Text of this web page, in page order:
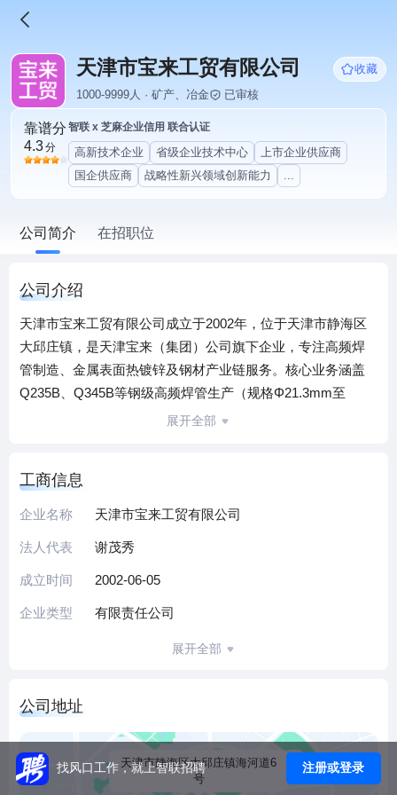
天津市宝来工贸有限公司
收藏
1000-9999人 · 矿产、冶金
已审核
靠谱分
4.3分
智联 x 芝麻企业信用 联合认证
高新技术企业 省级企业技术中心
上市企业供应商
国企供应商
战略性新兴领域创新能力 ...
公司简介 在招职位
公司介绍
天津市宝来工贸有限公司成立于2002年，位于天津市静海区
大邱庄镇，是天津宝来（集团）公司旗下企业，专注高频焊
管制造、金属表面热镀锌及钢材产业链服务。核心业务涵盖
Q235B、Q345B等钢级高频焊管生产（规格Φ21.3mm至
Φ630mm）、带钢卷板加工、钢材配送及进出口，年焊管产
公司拥有先进生产线与完整产业链，通过ISO9001、
ISO14001及API 5L认证，曾入选“中国制造业民营企业500
程工贸有限公司，形成原料加工至成品交付的全流程服务体
系，以优质产品在行业内积累良好口碑。
延伸，持续为客户提供稳定的钢材产品及服务，致力于成为
行业内可靠的供应链伙伴。
展开全部
工商信息
企业名称 天津市宝来工贸有限公司
法人代表 谢茂秀
成立时间 2002-06-05
企业类型 有限责任公司
展开全部
公司地址
天津市静海区大邱庄镇海河道6
号
找风口工作，就上智联招聘 注册或登录